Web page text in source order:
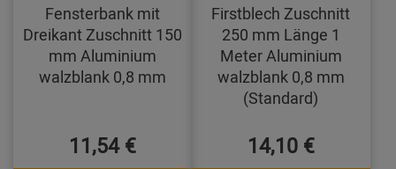
Fensterbank mit
Dreikant Zuschnitt 150
mm Aluminium
walzblank 0,8 mm
11,54 €
Firstblech Zuschnitt
250 mm Länge 1
Meter Aluminium
walzblank 0,8 mm
(Standard)
14,10 €